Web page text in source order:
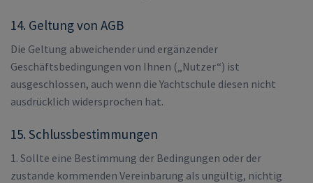
14. Geltung von AGB
Die Geltung abweichender und ergänzender
Geschäftsbedingungen von Ihnen („Nutzer“) ist
ausgeschlossen, auch wenn die Yachtschule diesen nicht
ausdrücklich widersprochen hat.
15. Schlussbestimmungen
1. Sollte eine Bestimmung der Bedingungen oder der
zustande kommenden Vereinbarung als ungültig, nichtig